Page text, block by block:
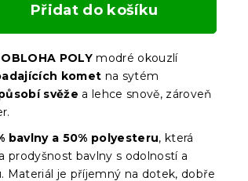
Přidat do košíku
POLY modré okouzlí
komet na sytém
svěže a lehce snově, zároveň
bavlny a 50% polyesteru, která
prodyšnost bavlny s odolností a
Materiál je příjemný na dotek, dobře